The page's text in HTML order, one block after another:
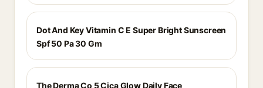
Dot And Key Vitamin C E Super Bright Sunscreen
Spf 50 Pa 30 Gm
The Derma Co 5 Cica Glow Daily Face